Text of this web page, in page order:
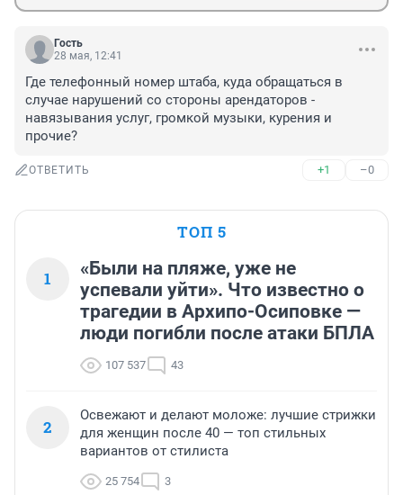
Гость
28 мая, 12:41
Где телефонный номер штаба, куда обращаться в
случае нарушений со стороны арендаторов -
навязывания услуг, громкой музыки, курения и
прочие?
ОТВЕТИТЬ +1 –0
ТОП 5
1
«Были на пляже, уже не
успевали уйти». Что известно о
трагедии в Архипо-Осиповке —
люди погибли после атаки БПЛА
107 537 43
2
Освежают и делают моложе: лучшие стрижки
для женщин после 40 — топ стильных
вариантов от стилиста
25 754 3